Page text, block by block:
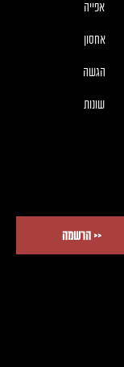
אפייה
אחסון
הגשה
שונות
<< הרשמה